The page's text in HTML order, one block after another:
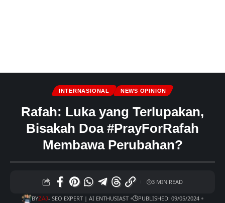
INTERNASIONAL NEWS OPINION
Rafah: Luka yang Terlupakan,
Bisakah Doa #PrayForRafah
Membawa Perubahan?
BYZAJ- SEO EXPERT | AI ENTHUSIAST PUBLISHED: 09/05/2024
3 MIN READ